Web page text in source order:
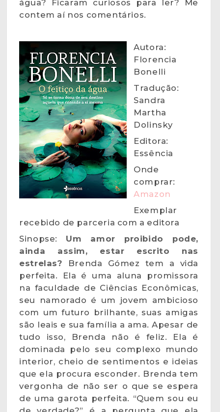
água? Ficaram curiosos para ler? Me
contem aí nos comentários.
Autora:
Florencia
Bonelli
Tradução:
Sandra
Martha
Dolinsky
Editora:
Essência
Onde
comprar:
Amazon
Exemplar
recebido de parceria com a editora
Sinopse: Um amor proibido pode,
ainda assim, estar escrito nas
estrelas? Brenda Gómez tem a vida
perfeita. Ela é uma aluna promissora
na faculdade de Ciências Econômicas,
seu namorado é um jovem ambicioso
com um futuro brilhante, suas amigas
são leais e sua família a ama. Apesar de
tudo isso, Brenda não é feliz. Ela é
dominada pelo seu complexo mundo
interior, cheio de sentimentos e ideias
que ela procura esconder. Brenda tem
vergonha de não ser o que se espera
de uma garota perfeita. “Quem sou eu